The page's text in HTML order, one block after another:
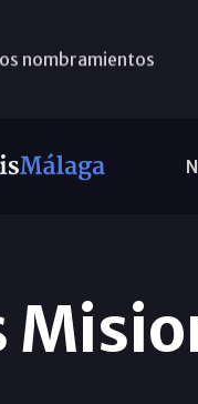
nombramientos